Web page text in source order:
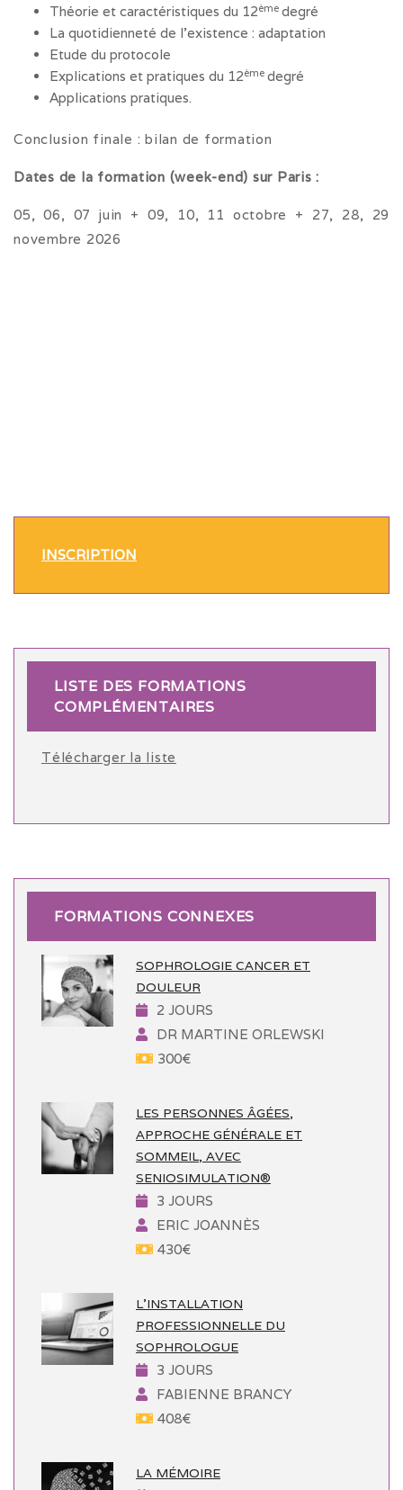
Théorie et caractéristiques du 12ème degré
La quotidienneté de l’existence : adaptation
Etude du protocole
Explications et pratiques du 12ème degré
Applications pratiques.
Conclusion finale : bilan de formation
Dates de la formation (week-end) sur Paris :
05, 06, 07 juin + 09, 10, 11 octobre + 27, 28, 29
novembre 2026
INSCRIPTION
LISTE DES FORMATIONS
COMPLÉMENTAIRES
Télécharger la liste
FORMATIONS CONNEXES
SOPHROLOGIE CANCER ET
DOULEUR
2 JOURS
DR MARTINE ORLEWSKI
300€
LES PERSONNES ÂGÉES,
APPROCHE GÉNÉRALE ET
SOMMEIL, AVEC
SENIOSIMULATION®
3 JOURS
ERIC JOANNÈS
430€
L’INSTALLATION
PROFESSIONNELLE DU
SOPHROLOGUE
3 JOURS
FABIENNE BRANCY
408€
LA MÉMOIRE